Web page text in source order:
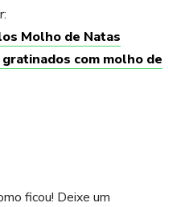
Molho de Natas
com molho de
ficou! Deixe um